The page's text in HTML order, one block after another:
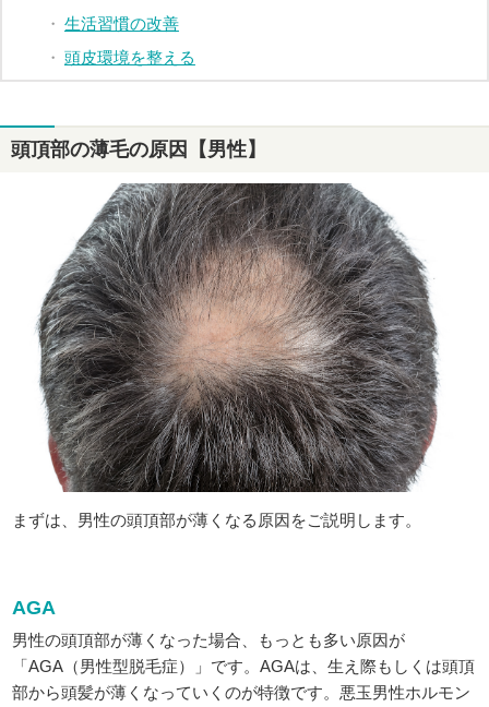
生活習慣の改善
頭皮環境を整える
頭頂部の薄毛の原因【男性】
まずは、男性の頭頂部が薄くなる原因をご説明します。
AGA
男性の頭頂部が薄くなった場合、もっとも多い原因が
「AGA（男性型脱毛症）」です。AGAは、生え際もしくは頭頂
部から頭髪が薄くなっていくのが特徴です。悪玉男性ホルモン